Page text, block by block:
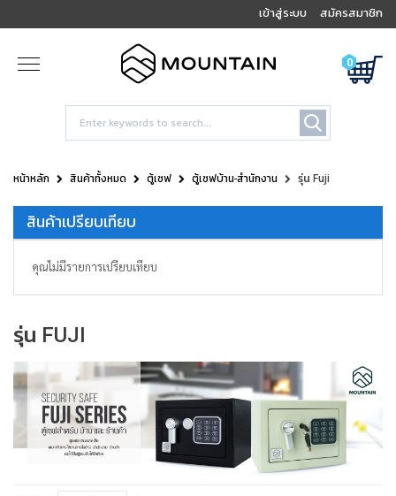
เข้าสู่ระบบ สมัครสมาชิก
0
หน้าหลัก สินค้าทั้งหมด ตู้เซฟ ตู้เซฟบ้าน-สำนักงาน รุ่น Fuji
รุ่น FUJI
สินค้าเปรียบเทียบ
คุณไม่มีรายการเปรียบเทียบ